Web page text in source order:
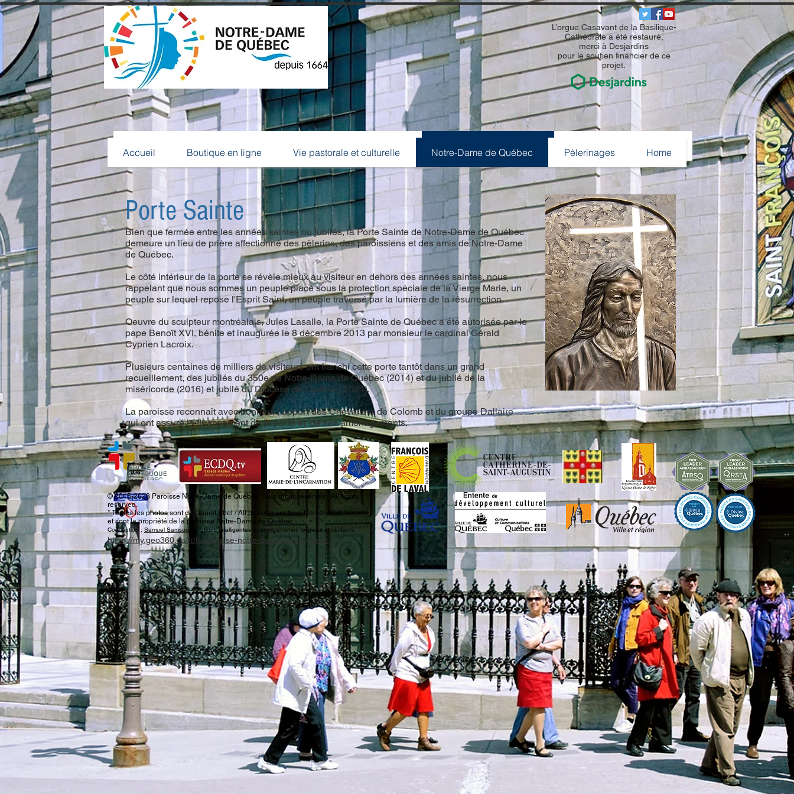
L’orgue Casavant de la Basilique-
Cathédrale a été restauré,
merci à Desjardins
pour le soutien financier de ce
projet.
Accueil Boutique en ligne Vie pastorale et culturelle Notre-Dame de Québec Pèlerinages Home
Accueil Boutique en ligne Vie pastorale et culturelle Notre-Dame de Québec Pèlerinages Home
Porte Sainte
Bien que fermée entre les années saintes ou jubilés, la Porte Sainte de Notre-Dame de Québec
demeure un lieu de prière affectionné des pèlerins, des paroissiens et des amis de Notre-Dame
de Québec.
Le côté intérieur de la porte se révèle mieux au visiteur en dehors des années saintes, nous
rappelant que nous sommes un peuple placé sous la protection spéciale de la Vierge Marie, un
peuple sur lequel repose l'Esprit Saint, un peuple traversé par la lumière de la résurrection.
Oeuvre du sculpteur montréalais, Jules Lasalle, la Porte Sainte de Québec a été autorisée par le
pape Benoît XVI, bénite et inaugurée le 8 décembre 2013 par monsieur le cardinal Gérald
Cyprien Lacroix.
Plusieurs centaines de milliers de visiteurs ont franchi cette porte tantôt dans un grand
recueillement, des jubilés du 350e de Notre-Dame de Québec (2014) et du jubilé de la
miséricorde (2016) et jubilé du Diocèse de Québec (2024).
La paroisse reconnaît avec bonheur l'apport des Chevaliers de Colomb et du groupe Dallaire
qui ont assuré le financement de la porte et de ses aménagements.
© 2015-2023 Paroisse Notre-Dame de Québec. Tous droits réservés / All rights
reserved.
* Toutes les photos sont de Daniel Abel / All pictures are fromDaniel Abel*
et sont la propriété de la paroisse Notre-Dame de Québec
Conception : Samuel Samson , solutions intelligentes pour organismes religieux et caritatifs.
https://my.geo360.ca/fr/tour/eglise-notre-dame-de-la-garde